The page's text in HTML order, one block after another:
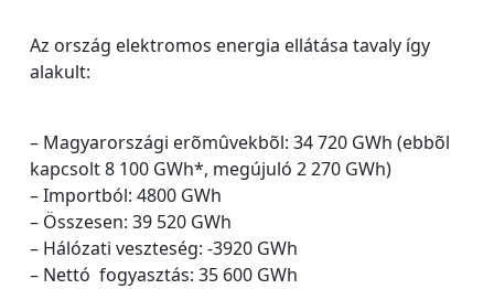
Az ország elektromos energia ellátása tavaly így
alakult:
– Magyarországi erõmûvekbõl: 34 720 GWh (ebbõl
kapcsolt 8 100 GWh*, megújuló 2 270 GWh)
– Importból: 4800 GWh
– Összesen: 39 520 GWh
– Hálózati veszteség: -3920 GWh
– Nettó fogyasztás: 35 600 GWh